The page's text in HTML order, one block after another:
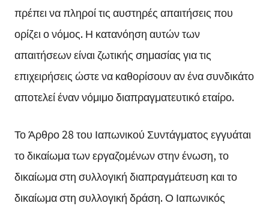
πρέπει να πληροί τις αυστηρές απαιτήσεις που
ορίζει ο νόμος. Η κατανόηση αυτών των
απαιτήσεων είναι ζωτικής σημασίας για τις
επιχειρήσεις ώστε να καθορίσουν αν ένα συνδικάτο
αποτελεί έναν νόμιμο διαπραγματευτικό εταίρο.
Το Άρθρο 28 του Ιαπωνικού Συντάγματος εγγυάται
το δικαίωμα των εργαζομένων στην ένωση, το
δικαίωμα στη συλλογική διαπραγμάτευση και το
δικαίωμα στη συλλογική δράση. Ο Ιαπωνικός